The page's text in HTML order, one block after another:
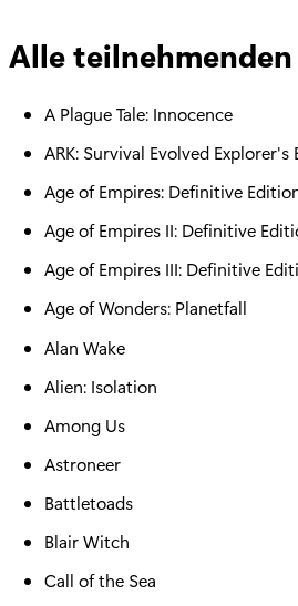
Alle teilnehmenden
A Plague Tale: Innocence
ARK: Survival Evolved Explorer's
Age of Empires: Definitive
Age of Empires II: Definitive
Age of Empires III: Definitive
Age of Wonders: Planetfall
Alan Wake
Alien: Isolation
Among Us
Astroneer
Battletoads
Blair Witch
Call of the Sea